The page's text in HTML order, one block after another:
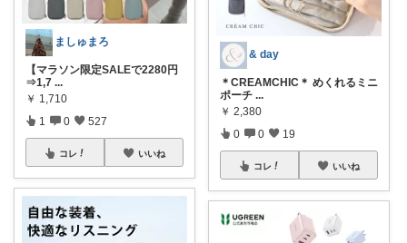
ましゅまろ
【マラソン限定SALEで2280円
⇒1,7 ...
￥ 1,710
1 0 527
コレ いいね
& day
＊CREAMCHIC＊ めくれるミニ
ポーチ ...
￥ 2,380
0 0 19
コレ いいね